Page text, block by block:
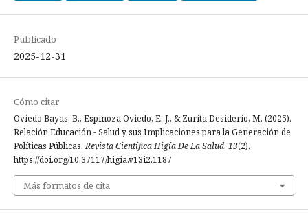
Publicado
2025-12-31
Cómo citar
Oviedo Bayas, B., Espinoza Oviedo, E. J., & Zurita Desiderio, M. (2025).
Relación Educación - Salud y sus Implicaciones para la Generación de
Políticas Públicas.Revista Científica Higía De La Salud, 13(2).
https://doi.org/10.37117/higia.v13i2.1187
Más formatos de cita